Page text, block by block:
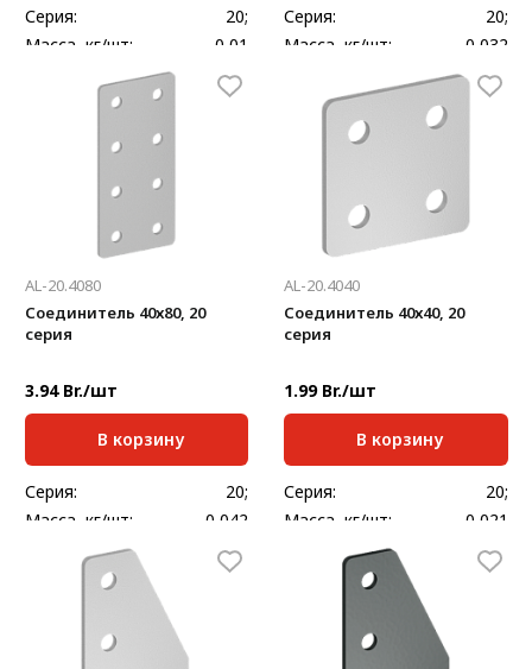
Серия:
20;
Масса, кг/шт:
0,01
2
Серия:
20;
Масса, кг/шт:
0,032
2
AL-20.4080
Соединитель 40х80, 20
серия
3.94 Br./шт
В корзину
Серия:
20;
Масса, кг/шт:
0,042
Толщина, мм:
2
AL-20.4040
Соединитель 40х40, 20
серия
1.99 Br./шт
В корзину
Серия:
20;
Масса, кг/шт:
0,021
Толщина, мм:
2